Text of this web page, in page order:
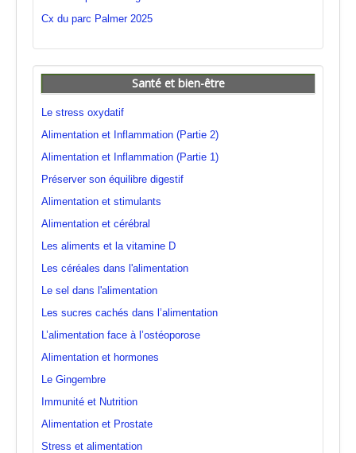
Cx du parc Palmer 2025
Santé et bien-être
Le stress oxydatif
Alimentation et Inflammation (Partie 2)
Alimentation et Inflammation (Partie 1)
Préserver son équilibre digestif
Alimentation et stimulants
Alimentation et cérébral
Les aliments et la vitamine D
Les céréales dans l'alimentation
Le sel dans l'alimentation
Les sucres cachés dans l’alimentation
L’alimentation face à l’ostéoporose
Alimentation et hormones
Le Gingembre
Immunité et Nutrition
Alimentation et Prostate
Stress et alimentation